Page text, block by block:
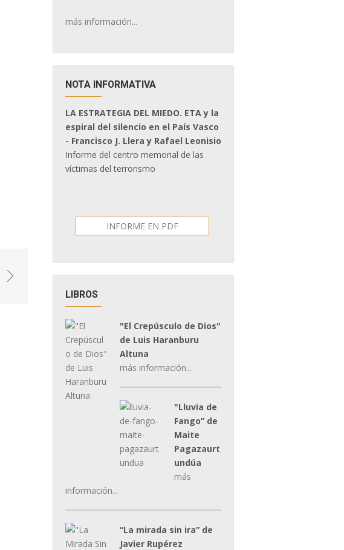
más información...
NOTA INFORMATIVA
LA ESTRATEGIA DEL MIEDO. ETA y la
espiral del silencio en el País Vasco
- Francisco J. Llera y Rafael Leonisio
Informe del centro memorial de las
víctimas del terrorismo
INFORME EN PDF
LIBROS
"El Crepúsculo de Dios"
de Luis Haranburu
Altuna
más información...
"Lluvia de
Fango” de
Maite
Pagazaurt
undúa
más
información...
“La mirada sin ira” de
Javier Rupérez